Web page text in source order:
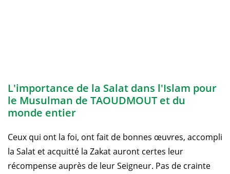
L'importance de la Salat dans l'Islam pour
le Musulman de TAOUDMOUT et du
monde entier
Ceux qui ont la foi, ont fait de bonnes œuvres, accompli
la Salat et acquitté la Zakat auront certes leur
récompense auprès de leur Seigneur. Pas de crainte